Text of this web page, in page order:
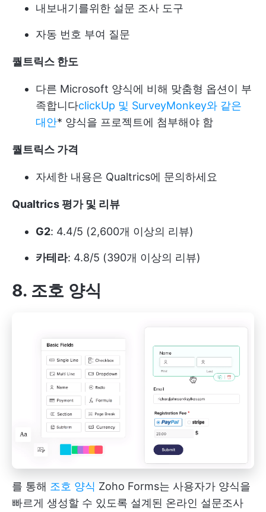
내보내기를위한 설문 조사 도구
자동 번호 부여 질문
퀄트릭스 한도
다른 Microsoft 양식에 비해 맞춤형 옵션이 부
족합니다clickUp 및 SurveyMonkey와 같은
대안* 양식을 프로젝트에 첨부해야 함
퀄트릭스 가격
자세한 내용은 Qualtrics에 문의하세요
Qualtrics 평가 및 리뷰
G2: 4.4/5 (2,600개 이상의 리뷰)
카테라: 4.8/5 (390개 이상의 리뷰)
8. 조호 양식
를 통해 조호 양식 Zoho Forms는 사용자가 양식을
빠르게 생성할 수 있도록 설계된 온라인 설문조사